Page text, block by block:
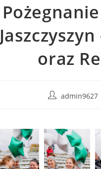
oraz
admin9627